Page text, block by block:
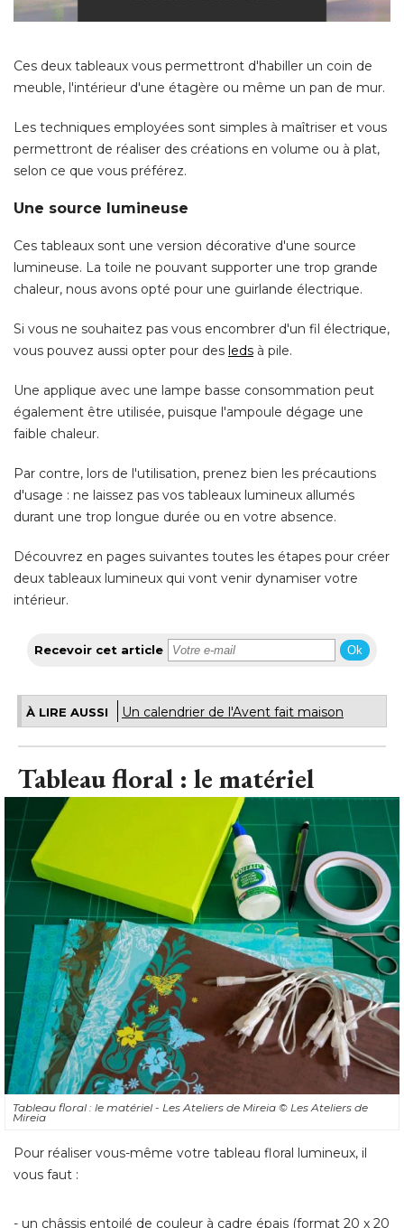
permettront de réaliser des créations en volume ou à plat,
selon ce que vous préférez.
Une source lumineuse
Ces tableaux sont une version décorative d'une source
lumineuse. La toile ne pouvant supporter une trop grande
chaleur, nous avons opté pour une guirlande électrique.
Si vous ne souhaitez pas vous encombrer d'un fil électrique,
vous pouvez aussi opter pour desleds à pile.
également être utilisée, puisque l'ampoule dégage une
faible chaleur.
Par contre, lors de l'utilisation, prenez bien les précautions
d'usage : ne laissez pas vos tableaux lumineux allumés
durant une trop longue durée ou en votre absence.
Découvrez en pages suivantes toutes les étapes pour créer
deux tableaux lumineux qui vont venir dynamiser votre
intérieur.
Recevoir cet article Ok
Tableau floral : le matériel
Tableau floral : le matériel - Les Ateliers de Mireia © Les Ateliers de
Mireia
Pour réaliser vous-même votre tableau floral lumineux, il
vous faut :
cm ici)
- du papier épais à motifs, imprimé sur les deux faces